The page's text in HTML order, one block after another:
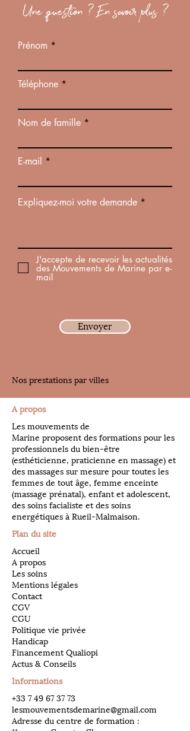
Une question ? En savoir plus ?
Prénom
Téléphone
Nom de famille
E-mail
Expliquez-moi votre demande
J'accepte de recevoir les actualités
des Mouvements de Marine par e-
mail
Envoyer
Nos prestations par villes
A propos
Les mouvements de
Marine proposent des formations pour les
professionnels du bien-être
(esthéticienne, praticienne en massage) et
des massages sur mesure pour toutes les
femmes de tout âge, femme enceinte
(massage prénatal), enfant et adolescent,
des soins facialiste et des soins
energétiques à Rueil-Malmaison.
Plan du site
Accueil
A propos
Les soins
Mentions légales
Contact
CGV
CGU
Politique vie privée
Handicap
Financement Qualiopi
Actus & Conseils
Informations
​+33 7 49 67 37 73
lesmouvementsdemarine@gmail.com
Adresse du centre de formation :